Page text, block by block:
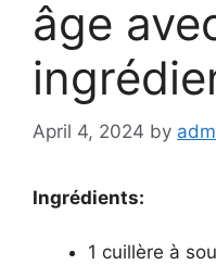
âge
April 4, 2024 by
Ingrédients:
1 cuillère à